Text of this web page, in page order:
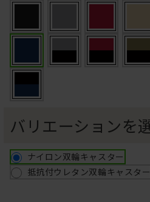
バリエーションを
ナイロン双輪キャスター
抵抗付ウレタン双輪キャスター